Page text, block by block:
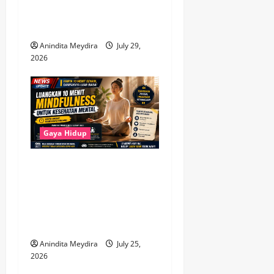
Anindita Meydira
July 29,
2026
Gaya Hidup
Anindita Meydira
July 25,
2026